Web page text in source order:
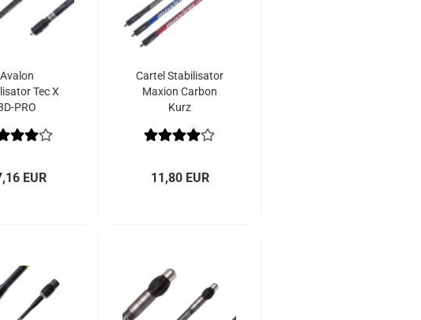
Avalon
Tec X
PRO
EUR
Cartel Stabilisator
Maxion Carbon
Kurz
11,80 EUR